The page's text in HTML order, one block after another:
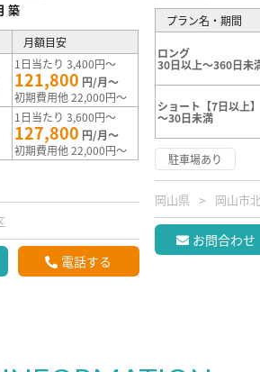
築
月額目安
1日当たり 3,400円～
121,800 円/月～
初期費用他 22,000円～
1日当たり 3,600円～
127,800 円/月～
初期費用他 22,000円～
電話する
プラン名・期間
ロング
30日以上～360日未
ショート【7日以上】
～30日未満
駐車場あり
岡山県 岡山市
お問合わせ